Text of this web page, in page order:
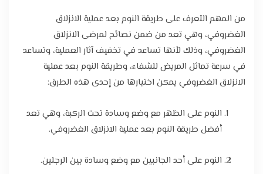
من المهم التعرف على طريقة النوم بعد عملية الانزلاق
الغضروفي، وهي تعد من ضمن نصائح لمرضى الانزلاق
الغضروفي، وذلك لأنها تساعد في تخفيف آثار العملية، وتساعد
في سرعة تماثل المريض للشفاء، وطريقة النوم بعد عملية
الانزلاق الغضروفي يمكن اختيارها من إحدى هذه الطرق:
النوم على الظهر مع وضع وسادة تحت الركبة، وهي تعد
أفضل طريقة النوم بعد عملية الانزلاق الغضروفي.
النوم على أحد الجانبين مع وضع وسادة بين الرجلين.